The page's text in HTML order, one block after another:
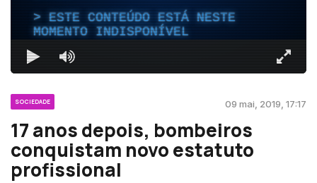
ESTE CONTEÚDO ESTÁ NESTE
MOMENTO INDISPONÍVEL
SOCIEDADE 09 mai, 2019, 17:17
17 anos depois, bombeiros
conquistam novo estatuto
profissional